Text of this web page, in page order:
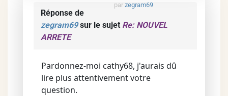
par zegram69
Réponse de
zegram69sur le sujet Re: NOUVEL
ARRETE
Pardonnez-moi cathy68, j'aurais dû
lire plus attentivement votre
question.